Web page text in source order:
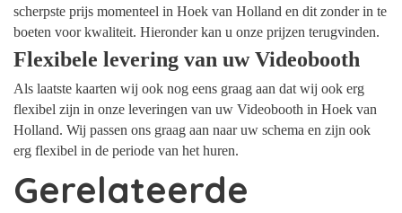
scherpste prijs momenteel in Hoek van Holland en dit zonder in te
boeten voor kwaliteit. Hieronder kan u onze prijzen terugvinden.
Flexibele levering van uw Videobooth
Als laatste kaarten wij ook nog eens graag aan dat wij ook erg
flexibel zijn in onze leveringen van uw Videobooth in Hoek van
Holland. Wij passen ons graag aan naar uw schema en zijn ook
erg flexibel in de periode van het huren.
Gerelateerde